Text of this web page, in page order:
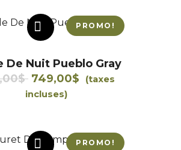
2999,00$.2799,00$.
PROMO!
AJOUTER AU PANIER
De Nuit Pueblo Gray
$ Le
prix
899,00$.
749,00$ Le
749,00$.
(taxes
incluses)
PROMO!
AJOUTER AU PANIER